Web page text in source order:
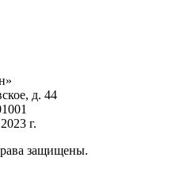
д. 44
г.
защищены.